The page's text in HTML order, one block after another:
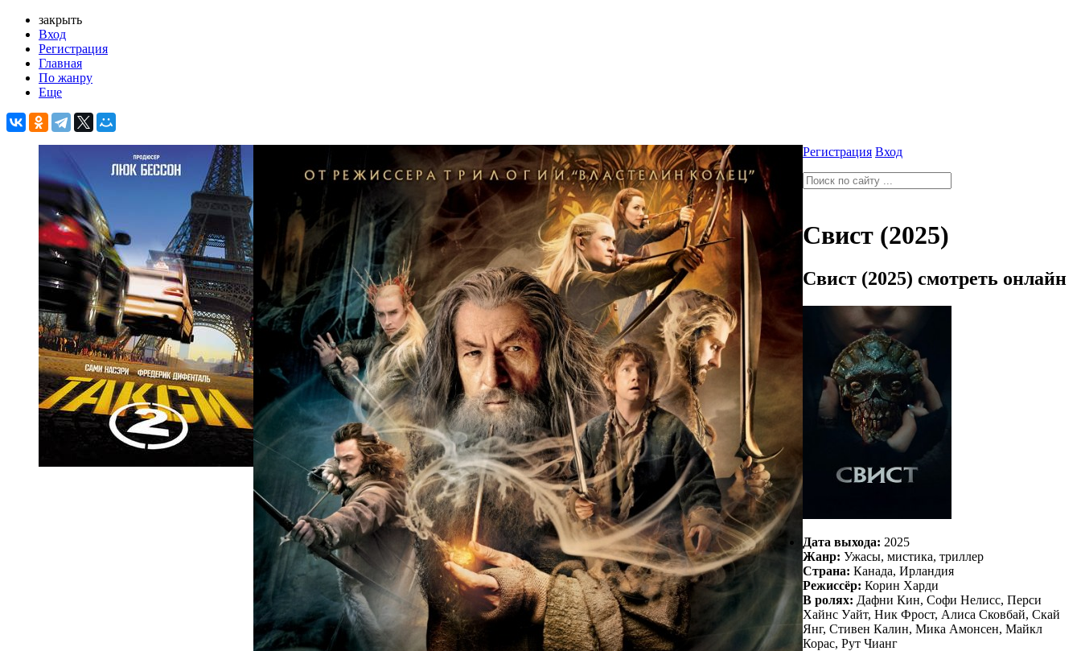
закрыть
Вход
Регистрация
Главная
По жанру
Еще
Регистрация Вход
Свист (2025)
Свист (2025) смотреть онлайн
Дата выхода: 2025
Жанр: Ужасы, мистика, триллер
Страна: Канада, Ирландия
Режиссёр: Корин Харди
В ролях: Дафни Кин, Софи Нелисс, Перси
Хайнс Уайт, Ник Фрост, Алиса Сковбай, Скай
Янг, Стивен Калин, Мика Амонсен, Майкл
Корас, Рут Чианг